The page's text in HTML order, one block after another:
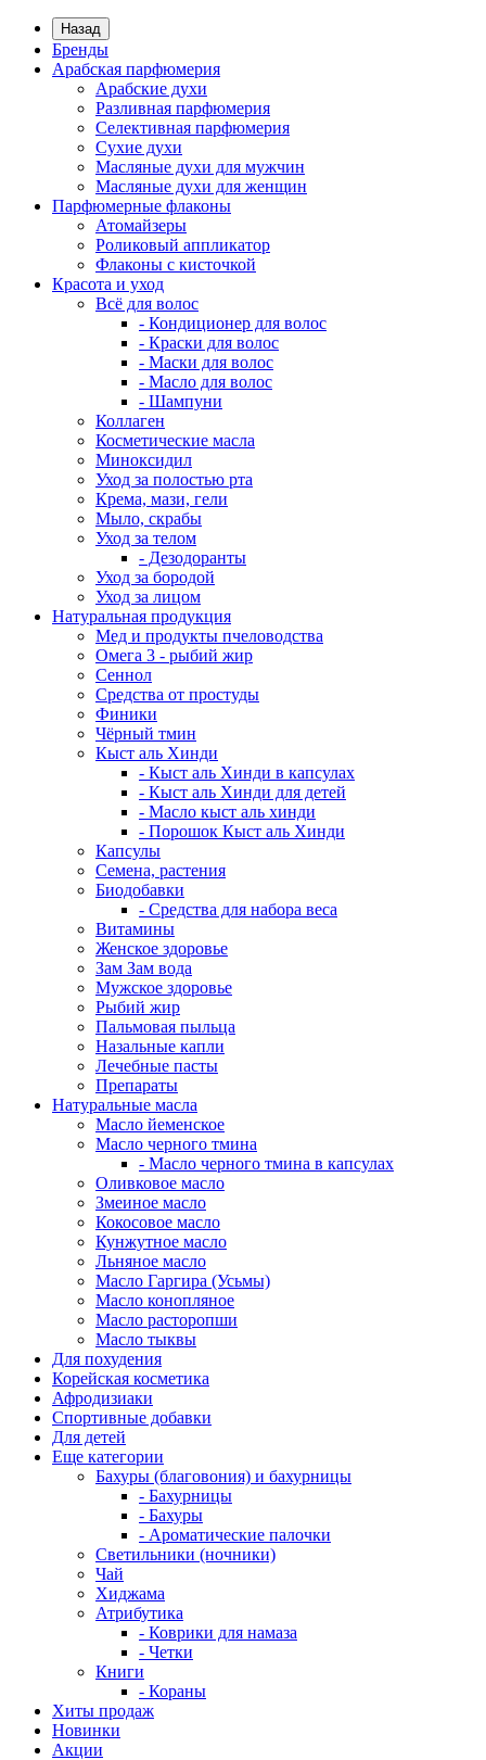
Назад
Бренды
Арабская парфюмерия
Арабские духи
Разливная парфюмерия
Селективная парфюмерия
Сухие духи
Масляные духи для мужчин
Масляные духи для женщин
Парфюмерные флаконы
Атомайзеры
Роликовый аппликатор
Флаконы с кисточкой
Красота и уход
Всё для волос
- Кондиционер для волос
- Краски для волос
- Маски для волос
- Масло для волос
- Шампуни
Коллаген
Косметические масла
Миноксидил
Уход за полостью рта
Крема, мази, гели
Мыло, скрабы
Уход за телом
- Дезодоранты
Уход за бородой
Уход за лицом
Натуральная продукция
Мед и продукты пчеловодства
Омега 3 - рыбий жир
Сеннол
Средства от простуды
Финики
Чёрный тмин
Кыст аль Хинди
- Кыст аль Хинди в капсулах
- Кыст аль Хинди для детей
- Масло кыст аль хинди
- Порошок Кыст аль Хинди
Капсулы
Семена, растения
Биодобавки
- Средства для набора веса
Витамины
Женское здоровье
Зам Зам вода
Мужское здоровье
Рыбий жир
Пальмовая пыльца
Назальные капли
Лечебные пасты
Препараты
Натуральные масла
Масло йеменское
Масло черного тмина
- Масло черного тмина в капсулах
Оливковое масло
Змеиное масло
Кокосовое масло
Кунжутное масло
Льняное масло
Масло Гаргира (Усьмы)
Масло конопляное
Масло расторопши
Масло тыквы
Для похудения
Корейская косметика
Афродизиаки
Спортивные добавки
Для детей
Еще категории
Бахуры (благовония) и бахурницы
- Бахурницы
- Бахуры
- Ароматические палочки
Светильники (ночники)
Чай
Хиджама
Атрибутика
- Коврики для намаза
- Четки
Книги
- Кораны
Хиты продаж
Новинки
Акции